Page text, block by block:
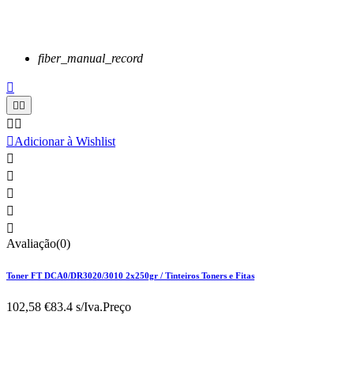
fiber_manual_record

 
 
Adicionar à Wishlist





Avaliação(0)
Toner FT DCA0/DR3020/3010 2x250gr / Tinteiros Toners e Fitas
102,58 €83.4 s/Iva.Preço